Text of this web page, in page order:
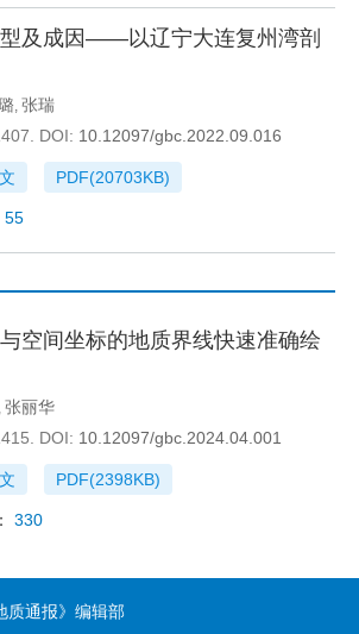
及成因——以辽宁大连复州湾剖
, 张瑞
DOI: 10.12097/gbc.2022.09.016
PDF(20703KB)
55
空间坐标的地质界线快速准确绘
, 张丽华
DOI: 10.12097/gbc.2024.04.001
PDF(2398KB)
330
质通报》编辑部